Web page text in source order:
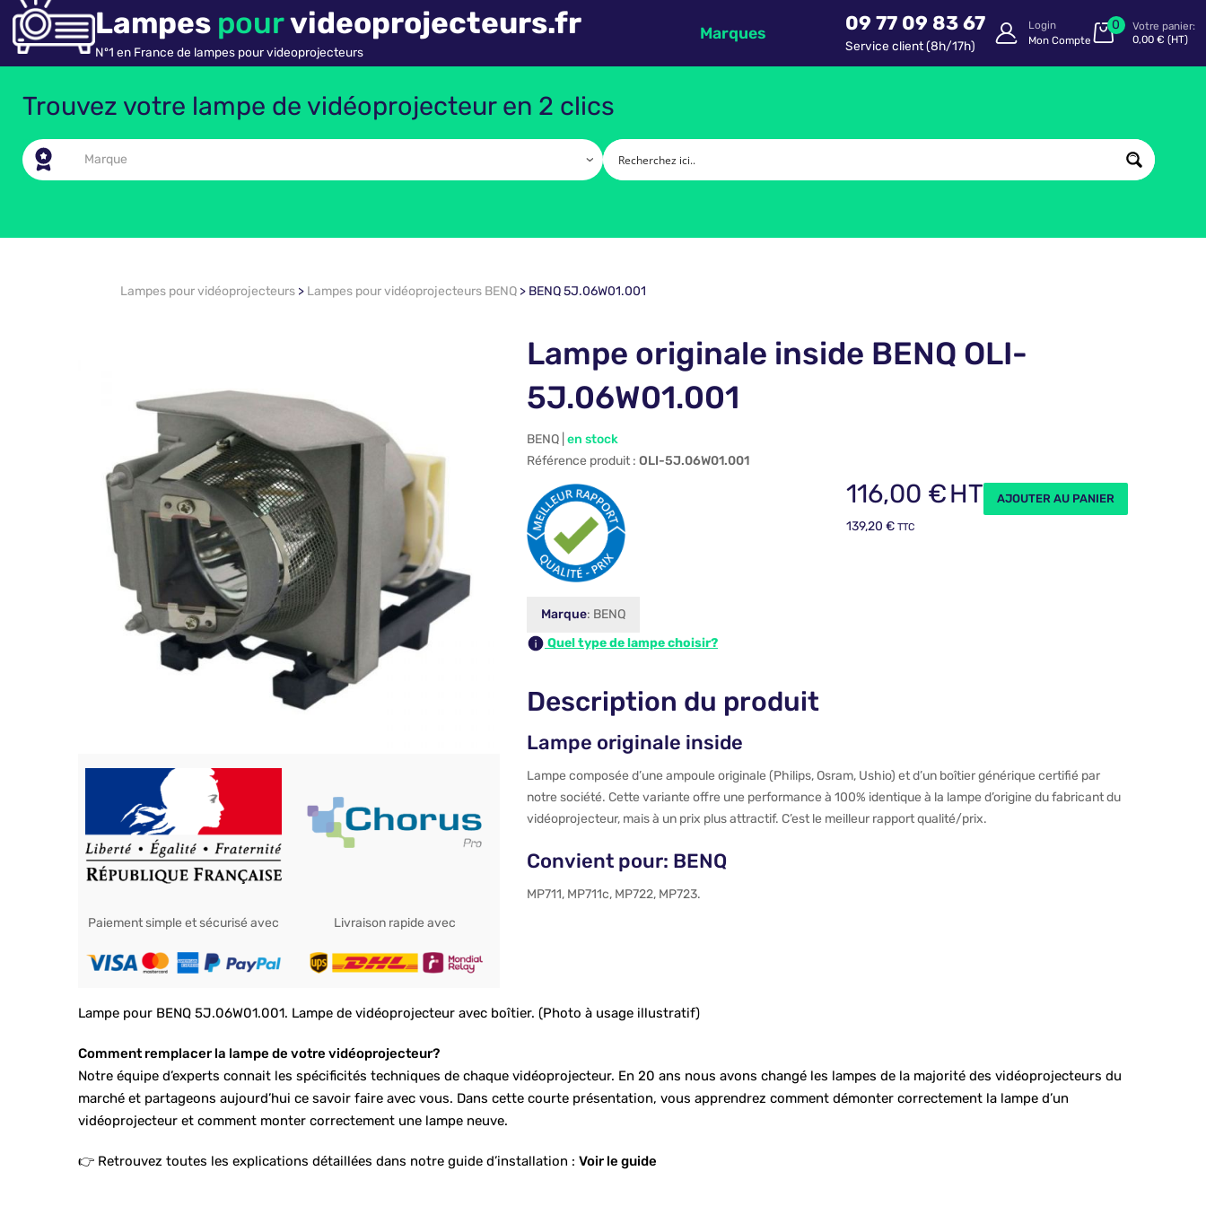
Lampes pourvideoprojecteurs.fr
Nº1 en France de lampes pour videoprojecteurs
Marques 09 77 09 83 67
Service client (8h/17h)
Login
Mon Compte
0
Votre panier:
0,00€ (HT)
Trouvez votre lampe de vidéoprojecteur en 2 clics
Lampes pour vidéoprojecteurs > Lampes pour vidéoprojecteurs BENQ > BENQ 5J.06W01.001
Paiement simple et sécurisé avec Livraison rapide avec
Lampe originale inside BENQ OLI-
5J.06W01.001
BENQ | en stock
Référence produit : OLI-5J.06W01.001
AJOUTER AU PANIER
116,00 €HT
139,20 € TTC
Marque: BENQ
Quel type de lampe choisir?
Description du produit
Lampe originale inside
Lampe composée d’une ampoule originale (Philips, Osram, Ushio) et d’un boîtier générique certifié par
notre société. Cette variante offre une performance à 100% identique à la lampe d’origine du fabricant du
vidéoprojecteur, mais à un prix plus attractif. C’est le meilleur rapport qualité/prix.
Convient pour: BENQ
MP711, MP711c, MP722, MP723.
Lampe pour BENQ 5J.06W01.001. Lampe de vidéoprojecteur avec boîtier. (Photo à usage illustratif)
Comment remplacer la lampe de votre vidéoprojecteur?
Notre équipe d’experts connait les spécificités techniques de chaque vidéoprojecteur. En 20 ans nous avons changé les lampes de la majorité des vidéoprojecteurs du
marché et partageons aujourd’hui ce savoir faire avec vous. Dans cette courte présentation, vous apprendrez comment démonter correctement la lampe d’un
vidéoprojecteur et comment monter correctement une lampe neuve.
👉 Retrouvez toutes les explications détaillées dans notre guide d’installation : Voir le guide